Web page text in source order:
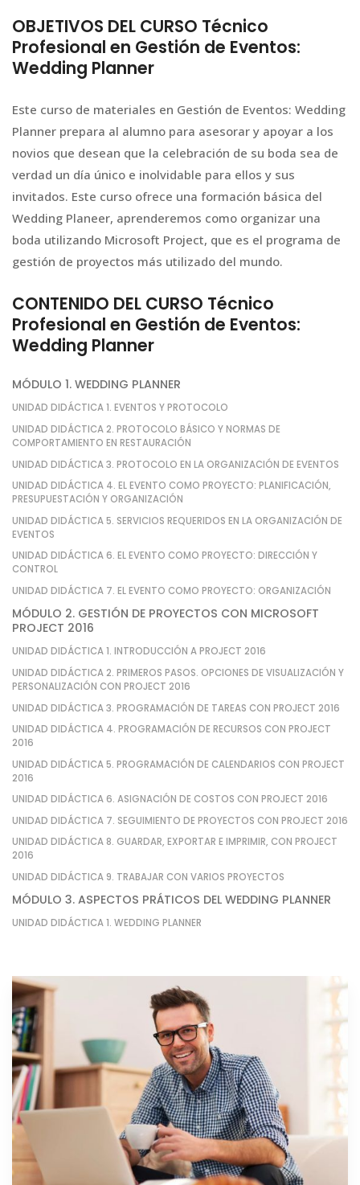
OBJETIVOS DEL CURSO Técnico
Profesional en Gestión de Eventos:
Wedding Planner
Este curso de materiales en Gestión de Eventos: Wedding
Planner prepara al alumno para asesorar y apoyar a los
novios que desean que la celebración de su boda sea de
verdad un día único e inolvidable para ellos y sus
invitados. Este curso ofrece una formación básica del
Wedding Planeer, aprenderemos como organizar una
boda utilizando Microsoft Project, que es el programa de
gestión de proyectos más utilizado del mundo.
CONTENIDO DEL CURSO Técnico
Profesional en Gestión de Eventos:
Wedding Planner
MÓDULO 1. WEDDING PLANNER
UNIDAD DIDÁCTICA 1. EVENTOS Y PROTOCOLO
UNIDAD DIDÁCTICA 2. PROTOCOLO BÁSICO Y NORMAS DE
COMPORTAMIENTO EN RESTAURACIÓN
UNIDAD DIDÁCTICA 3. PROTOCOLO EN LA ORGANIZACIÓN DE EVENTOS
UNIDAD DIDÁCTICA 4. EL EVENTO COMO PROYECTO: PLANIFICACIÓN,
PRESUPUESTACIÓN Y ORGANIZACIÓN
UNIDAD DIDÁCTICA 5. SERVICIOS REQUERIDOS EN LA ORGANIZACIÓN DE
EVENTOS
UNIDAD DIDÁCTICA 6. EL EVENTO COMO PROYECTO: DIRECCIÓN Y
CONTROL
UNIDAD DIDÁCTICA 7. EL EVENTO COMO PROYECTO: ORGANIZACIÓN
MÓDULO 2. GESTIÓN DE PROYECTOS CON MICROSOFT
PROJECT 2016
UNIDAD DIDÁCTICA 1. INTRODUCCIÓN A PROJECT 2016
UNIDAD DIDÁCTICA 2. PRIMEROS PASOS. OPCIONES DE VISUALIZACIÓN Y
PERSONALIZACIÓN CON PROJECT 2016
UNIDAD DIDÁCTICA 3. PROGRAMACIÓN DE TAREAS CON PROJECT 2016
UNIDAD DIDÁCTICA 4. PROGRAMACIÓN DE RECURSOS CON PROJECT
2016
UNIDAD DIDÁCTICA 5. PROGRAMACIÓN DE CALENDARIOS CON PROJECT
2016
UNIDAD DIDÁCTICA 6. ASIGNACIÓN DE COSTOS CON PROJECT 2016
UNIDAD DIDÁCTICA 7. SEGUIMIENTO DE PROYECTOS CON PROJECT 2016
UNIDAD DIDÁCTICA 8. GUARDAR, EXPORTAR E IMPRIMIR, CON PROJECT
2016
UNIDAD DIDÁCTICA 9. TRABAJAR CON VARIOS PROYECTOS
MÓDULO 3. ASPECTOS PRÁTICOS DEL WEDDING PLANNER
UNIDAD DIDÁCTICA 1. WEDDING PLANNER